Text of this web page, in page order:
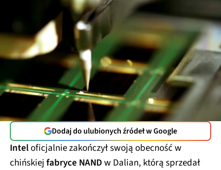
Dodaj do ulubionych źródeł w Google
Inteloficjalnie zakończył swoją obecność w
chińskiejfabryce NANDw Dalian, którą sprzedał